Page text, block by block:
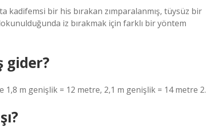
bir his bırakan zımparalanmış, tüysüz bir
iz bırakmak için farklı bir yöntem
gider?
m genişlik = 12 metre, 2,1 m genişlik = 14 metre 2.